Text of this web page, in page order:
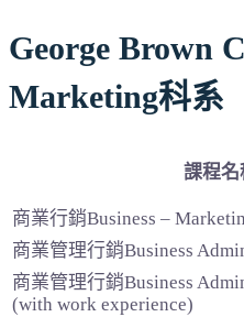
George Brown
Marketing科系
課程名
商業行銷Business –
商業管理行銷Business
商業管理行銷Business
(with work experience)